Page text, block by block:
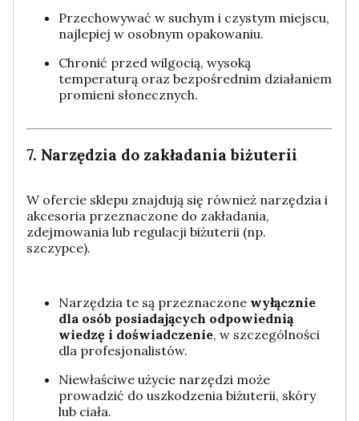
Przechowywać w suchym i czystym miejscu,
najlepiej w osobnym opakowaniu.
Chronić przed wilgocią, wysoką
temperaturą oraz bezpośrednim działaniem
promieni słonecznych.
7. Narzędzia do zakładania biżuterii
W ofercie sklepu znajdują się również narzędzia i
akcesoria przeznaczone do zakładania,
zdejmowania lub regulacji biżuterii (np.
szczypce).
Narzędzia te są przeznaczone wyłącznie
dla osób posiadających odpowiednią
wiedzę i doświadczenie, w szczególności
dla profesjonalistów.
Niewłaściwe użycie narzędzi może
prowadzić do uszkodzenia biżuterii, skóry
lub ciała.